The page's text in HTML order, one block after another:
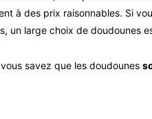
à des prix raisonnables. Si
un large choix de doudounes
savez que les doudounes